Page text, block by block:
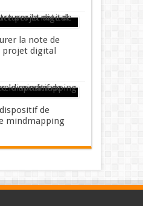
la note de
projet digital
de
mindmapping